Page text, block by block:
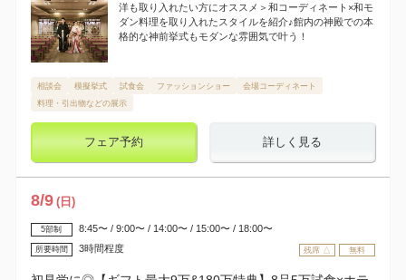
洋も取り入れたい方にオススメ＞和コーディネート×和モ
ダン料理を取り入れたスタイルを紹介♪館内の神殿での本
格的な神前挙式もモダンな雰囲気で叶う！
相談会 模擬挙式 試食会 ファッションショー
会場コーディネート
料理・引出物などの展示
フェア予約 詳しく見る
8/9 (日)
残席 △ 無料
5部制 8:45〜 / 9:00〜 / 14:00〜 / 15:00〜 / 18:00〜
所要時間 3時間程度